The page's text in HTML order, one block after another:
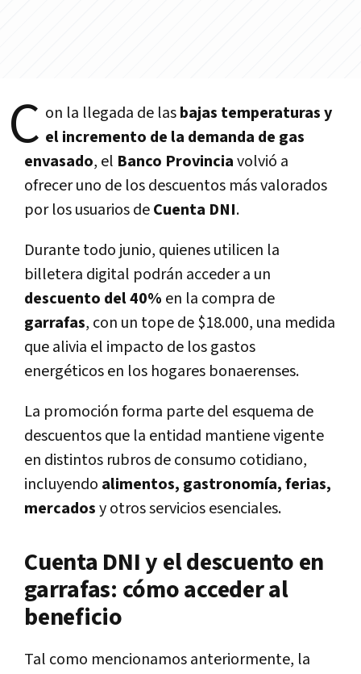
C on la llegada de lasbajas temperaturas y
el incremento de la demanda de gas
envasado, el Banco Provinciavolvió a
ofrecer uno de los descuentos más valorados
por los usuarios deCuenta DNI.
Durante todo junio, quienes utilicen la
billetera digital podrán acceder a un
descuento del 40% en la compra de
garrafas, con un tope de $18.000, una medida
que alivia el impacto de los gastos
energéticos en los hogares bonaerenses.
La promoción forma parte del esquema de
descuentos que la entidad mantiene vigente
en distintos rubros de consumo cotidiano,
incluyendo alimentos, gastronomía, ferias,
mercadosy otros servicios esenciales.
Cuenta DNI y el descuento en
garrafas: cómo acceder al
beneficio
Tal como mencionamos anteriormente, la